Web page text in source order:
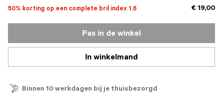
50% korting op een complete bril index 1.6 € 19,00
Pas in de winkel
In winkelmand
Binnen 10 werkdagen bij je thuisbezorgd